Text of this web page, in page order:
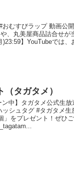
むすびラップ 動画公
、丸美屋商品詰合せ
】YouTubeでは、
（タガタメ）
中】タガタメ公式生
シュタグ #タガタメ
」をプレゼント！ぜひ